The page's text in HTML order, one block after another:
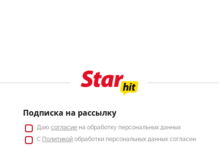
Подписка на рассылку
Даю согласие на обработку персональных данных
С Политикой обработки персональных данных согласен